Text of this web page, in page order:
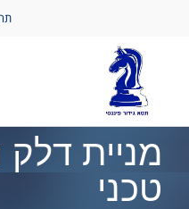
מניית דלק
טכני